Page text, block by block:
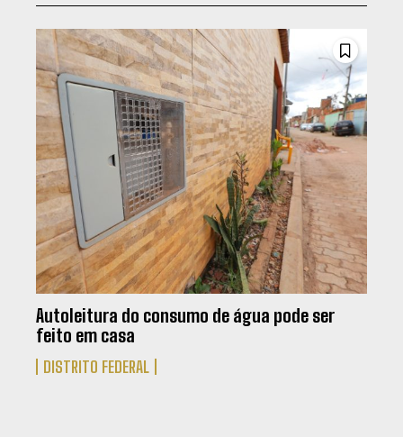
Autoleitura do consumo de água pode ser
feito em casa
DISTRITO FEDERAL